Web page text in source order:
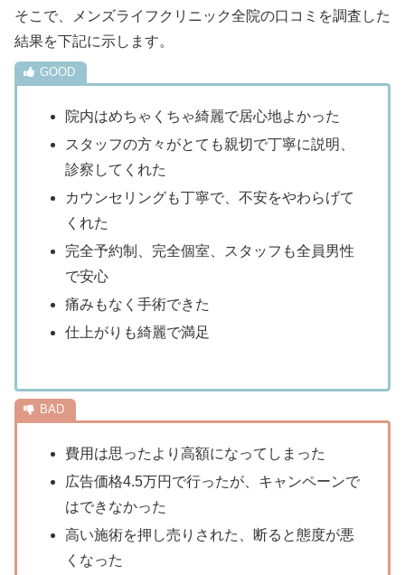
そこで、メンズライフクリニック全院の口コミを調査した
結果を下記に示します。
院内はめちゃくちゃ綺麗で居心地よかった
スタッフの方々がとても親切で丁寧に説明、
診察してくれた
カウンセリングも丁寧で、不安をやわらげて
くれた
完全予約制、完全個室、スタッフも全員男性
で安心
痛みもなく手術できた
仕上がりも綺麗で満足
費用は思ったより高額になってしまった
広告価格4.5万円で行ったが、キャンペーンで
はできなかった
高い施術を押し売りされた、断ると態度が悪
くなった